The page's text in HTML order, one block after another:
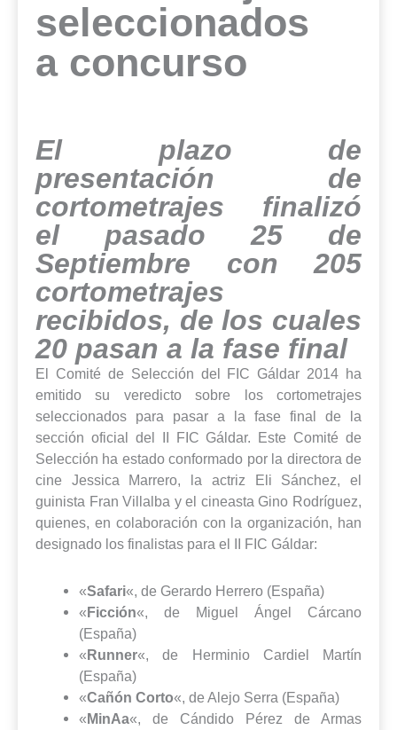
seleccionados
a concurso
El plazo de
presentación de
cortometrajes finalizó
el pasado 25 de
Septiembre con 205
cortometrajes
recibidos, de los cuales
20 pasan a la fase final
El Comité de Selección del FIC Gáldar 2014 ha
emitido su veredicto sobre los cortometrajes
seleccionados para pasar a la fase final de la
sección oficial del II FIC Gáldar. Este Comité de
Selección ha estado conformado por la directora de
cine Jessica Marrero, la actriz Eli Sánchez, el
guinista Fran Villalba y el cineasta Gino Rodríguez,
quienes, en colaboración con la organización, han
designado los finalistas para el II FIC Gáldar:
«Safari«, de Gerardo Herrero (España)
«Ficción«, de Miguel Ángel Cárcano
(España)
«Runner«, de Herminio Cardiel Martín
(España)
«Cañón Corto«, de Alejo Serra (España)
«MinAa«, de Cándido Pérez de Armas